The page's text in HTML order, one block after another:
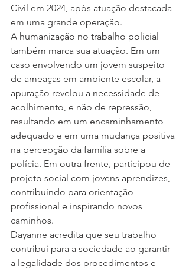
Civil em 2024, após atuação destacada
em uma grande operação.
A humanização no trabalho policial
também marca sua atuação. Em um
caso envolvendo um jovem suspeito
de ameaças em ambiente escolar, a
apuração revelou a necessidade de
acolhimento, e não de repressão,
resultando em um encaminhamento
adequado e em uma mudança positiva
na percepção da família sobre a
polícia. Em outra frente, participou de
projeto social com jovens aprendizes,
contribuindo para orientação
profissional e inspirando novos
caminhos.
Dayanne acredita que seu trabalho
contribui para a sociedade ao garantir
a legalidade dos procedimentos e